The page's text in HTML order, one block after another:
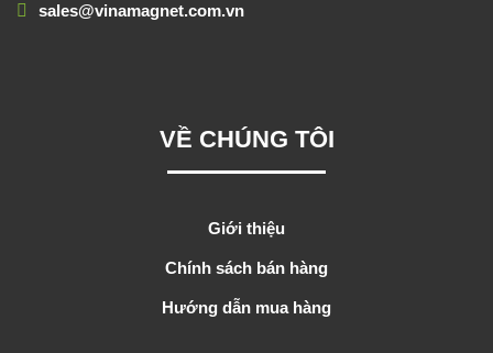
sales@vinamagnet.com.vn
VỀ CHÚNG TÔI
Giới thiệu
Chính sách bán hàng
Hướng dẫn mua hàng